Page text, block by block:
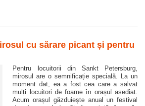
cu sărare picant și pentru
Pentru locuitorii din Sankt Petersburg,
mirosul are o semnificație specială. La un
moment dat, ea a fost cea care a salvat
mulți locuitori de foame în orașul asediat.
Acum orașul găzduiește anual un festival